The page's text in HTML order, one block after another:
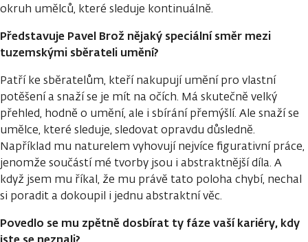
okruh umělců, které sleduje kontinuálně.
Představuje Pavel Brož nějaký speciální směr mezi
tuzemskými sběrateli umění?
Patří ke sběratelům, kteří nakupují umění pro vlastní
potěšení a snaží se je mít na očích. Má skutečně velký
přehled, hodně o umění, ale i sbírání přemýšlí. Ale snaží se
umělce, které sleduje, sledovat opravdu důsledně.
Například mu naturelem vyhovují nejvíce figurativní práce,
jenomže součástí mé tvorby jsou i abstraktnější díla. A
když jsem mu říkal, že mu právě tato poloha chybí, nechal
si poradit a dokoupil i jednu abstraktní věc.
Povedlo se mu zpětně dosbírat ty fáze vaší kariéry, kdy